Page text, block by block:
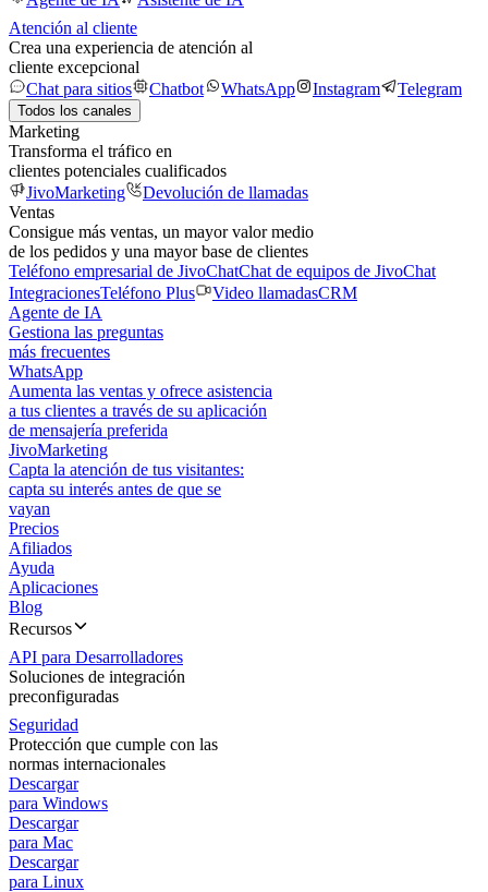
Atención al cliente
Crea una experiencia de atención al
cliente excepcional
Chat para sitios
Chatbot WhatsApp Instagram Telegram
Todos los canales
Marketing
Transforma el tráfico en
clientes potenciales cualificados
JivoMarketing
Devolución de llamadas
Ventas
Consigue más ventas, un mayor valor medio
de los pedidos y una mayor base de clientes
Teléfono empresarial de JivoChatChat de equipos de JivoChat
IntegracionesTeléfono Plus Video llamadasCRM
Agente de IA
Gestiona las preguntas
más frecuentes
WhatsApp
Aumenta las ventas y ofrece asistencia
a tus clientes a través de su aplicación
de mensajería preferida
JivoMarketing
Capta la atención de tus visitantes:
capta su interés antes de que se
vayan
Precios
Afiliados
Ayuda
Aplicaciones
Blog
Recursos
API para Desarrolladores
Soluciones de integración
preconfiguradas
Seguridad
Protección que cumple con las
normas internacionales
Descargar
para Windows
Descargar
para Mac
Descargar
para Linux